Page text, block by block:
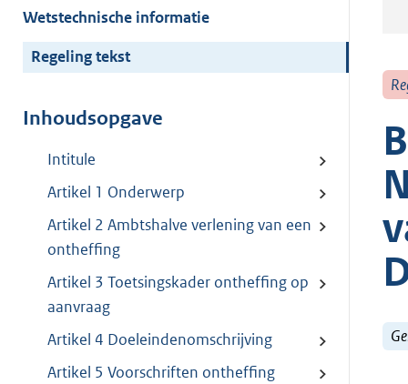
Wetstechnische informatie
Regeling tekst
Inhoudsopgave
Intitule
Artikel 1 Onderwerp
Artikel 2 Ambtshalve verlening van een
ontheffing
Artikel 3 Toetsingskader ontheffing op
aanvraag
Artikel 4 Doeleindenomschrijving
Artikel 5 Voorschriften ontheffing